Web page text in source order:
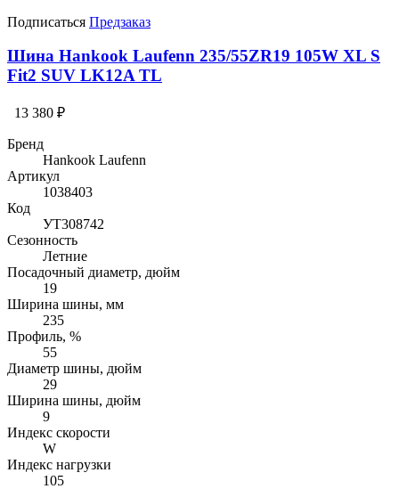
Подписаться Предзаказ
Шина Hankook Laufenn 235/55ZR19 105W XL S
Fit2 SUV LK12A TL
13 380 ₽
Бренд
Hankook Laufenn
Артикул
1038403
Код
УТ308742
Сезонность
Летние
Посадочный диаметр, дюйм
19
Ширина шины, мм
235
Профиль, %
55
Диаметр шины, дюйм
29
Ширина шины, дюйм
9
Индекс скорости
W
Индекс нагрузки
105